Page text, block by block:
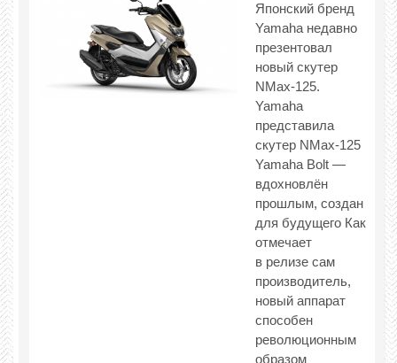
Японский бренд
Yamaha недавно
презентовал
новый скутер
NMax-125.
Yamaha
представила
скутер NMax-125
Yamaha Bolt —
вдохновлён
прошлым, создан
для будущего Как
отмечает
в релизе сам
производитель,
новый аппарат
способен
революционным
образом